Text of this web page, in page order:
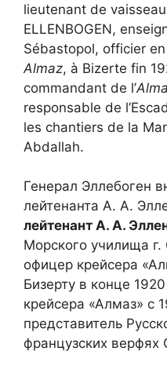
lieutenant de
ELLENBOGEN,
Sébastopol, officier
Almaz, à Bizerte fin
commandant de l’
responsable de
les chantiers de la
Abdallah.
Генерал Эллебоген
лейтенанта А. А.
лейтенант А. А.
Морского училища
офицер крейсера
Бизерту в конце
крейсера «Алмаз» с
представитель
французских верфях